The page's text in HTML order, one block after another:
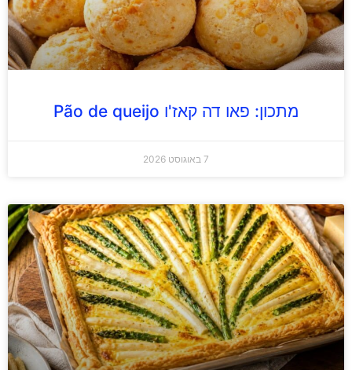
מתכון: פאו דה קאז'ו Pão de queijo
7 באוגוסט 2026